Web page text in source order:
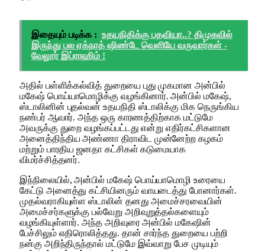
இதையும் படிக்க : உதயநிதிக்கு பதவியா..? திமுகவில்
இருந்து பல ஏக்நாத் ஷிண்டே வெளியே வருவார்கள் -
வேலூர் இப்ராஹிம் !
அதில் பள்ளிக்கல்வித் துறையை புது முகமான அன்பில்
மகேஷ் பொய்யாமொழிக்கு வழங்கினார். அன்பில் மகேஷ்,
ஸ்டாலினின் புதல்வன் உதயநிதி ஸ்டாலிக்கு மிக நெருங்கிய
நண்பர் ஆவார். அந்த ஒரு காரணத்திற்காக மட்டுமே
அவருக்கு துறை வழங்கப்பட்டது என்று எதிர்கட்சிகளான
அனைத்திந்திய அண்ணா திராவிட முன்னேற்ற கழகம்
மற்றும் பாரதிய ஜனதா கட்சிகள் கடுமையாக
விமர்ச்சித்தனர்.
இந்நிலையில், அன்பில் மகேஷ் பொய்யாமொழி உரையை
கேட்டு அனைத்து கட்சியினரும் வாயடைத்து போனார்கள்.
முதல்வராகியுள்ள ஸ்டாலின் தனது அமைச்சரவையின்
அமைச்சர்களுக்கு பல்வேறு அறிவுறுத்தல்களையும்
வழங்கியுள்ளார். அந்த அறிவுரை அன்பில் மகேஷின்
பேச்சிலும் எதிரொலித்தது. தான் சார்ந்த துறையை பற்றி
நன்கு அறிந்திருந்தால் மட்டுமே இவ்வாறு பேச முடியும்